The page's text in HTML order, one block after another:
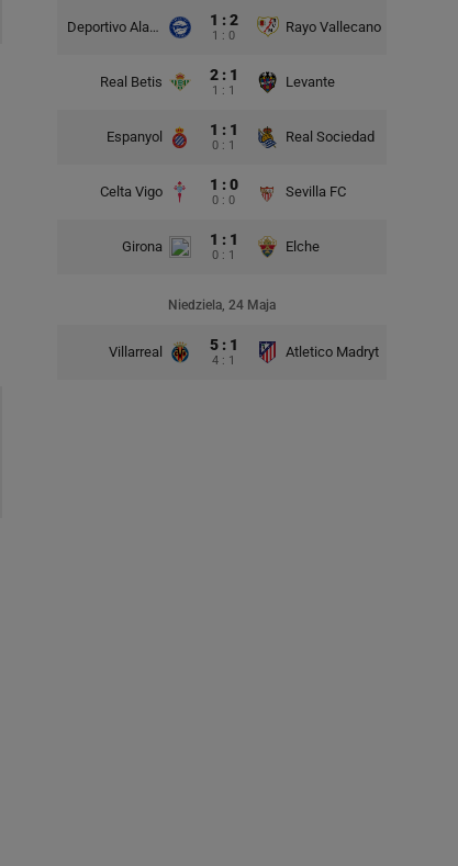
Deportivo Alaves 1 : 2
1 : 0
Rayo Vallecano
Real Betis 2 : 1
1 : 1
Levante
Espanyol 1 : 1
0 : 1
Real Sociedad
Celta Vigo 1 : 0
0 : 0
Sevilla FC
Girona 1 : 1
0 : 1
Elche
Niedziela, 24 Maja
Villarreal 5 : 1
4 : 1
Atletico Madryt